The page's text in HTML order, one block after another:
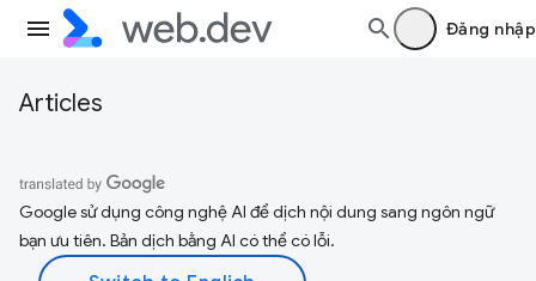
Đăng nhập
Articles
Google sử dụng công nghệ AI để dịch nội dung sang ngôn ngữ
bạn ưu tiên. Bản dịch bằng AI có thể có lỗi.